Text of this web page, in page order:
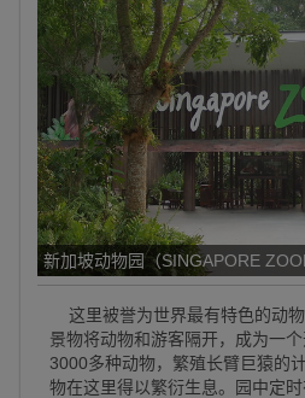
新加坡动物园（SINGAPORE
这里被誉为世界最有特色的动
景物将动物和游客隔开，成为一
3000多种动物，繁殖长臂巨猿的
物在这里得以繁衍生息。园中定